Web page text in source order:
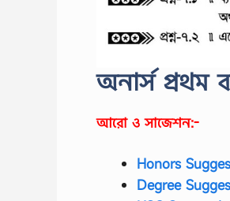
অনার্স প্রথম
আরো ও সাজেশন:-
Honors
Degree